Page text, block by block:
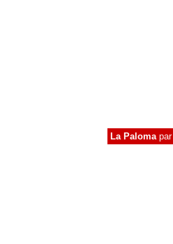
La Palomapar